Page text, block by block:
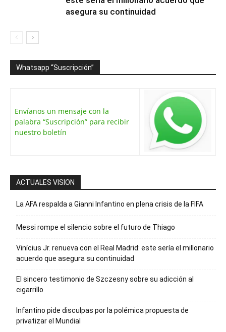
asegura su continuidad
Whatsapp “Suscripción”
Envíanos un mensaje con la
palabra “Suscripción” para recibir
nuestro boletín
ACTUALES VISION
La AFA respalda a Gianni Infantino en plena crisis de la FIFA
Messi rompe el silencio sobre el futuro de Thiago
Vinícius Jr. renueva con el Real Madrid: este sería el millonario
acuerdo que asegura su continuidad
El sincero testimonio de Szczesny sobre su adicción al
cigarrillo
Infantino pide disculpas por la polémica propuesta de
privatizar el Mundial